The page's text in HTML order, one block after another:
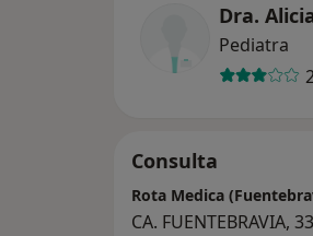
Dra.
Pediatra
Consulta
Rota Medica
CA. FUENTEBRAVIA,